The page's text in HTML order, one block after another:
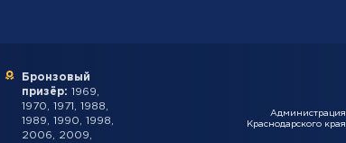
Бронзовый
призёр: 1969,
1970, 1971, 1988,
1989, 1990, 1998,
2006, 2009,
Администрация
Краснодарского края